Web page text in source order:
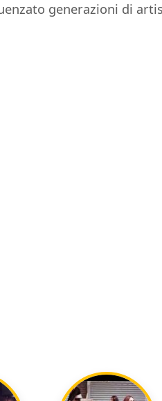
generazioni di